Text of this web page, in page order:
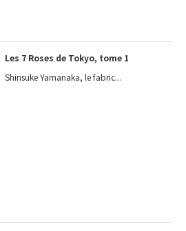
Les 7 Roses de Tokyo, tome 1
Shinsuke Yamanaka, le fabric...